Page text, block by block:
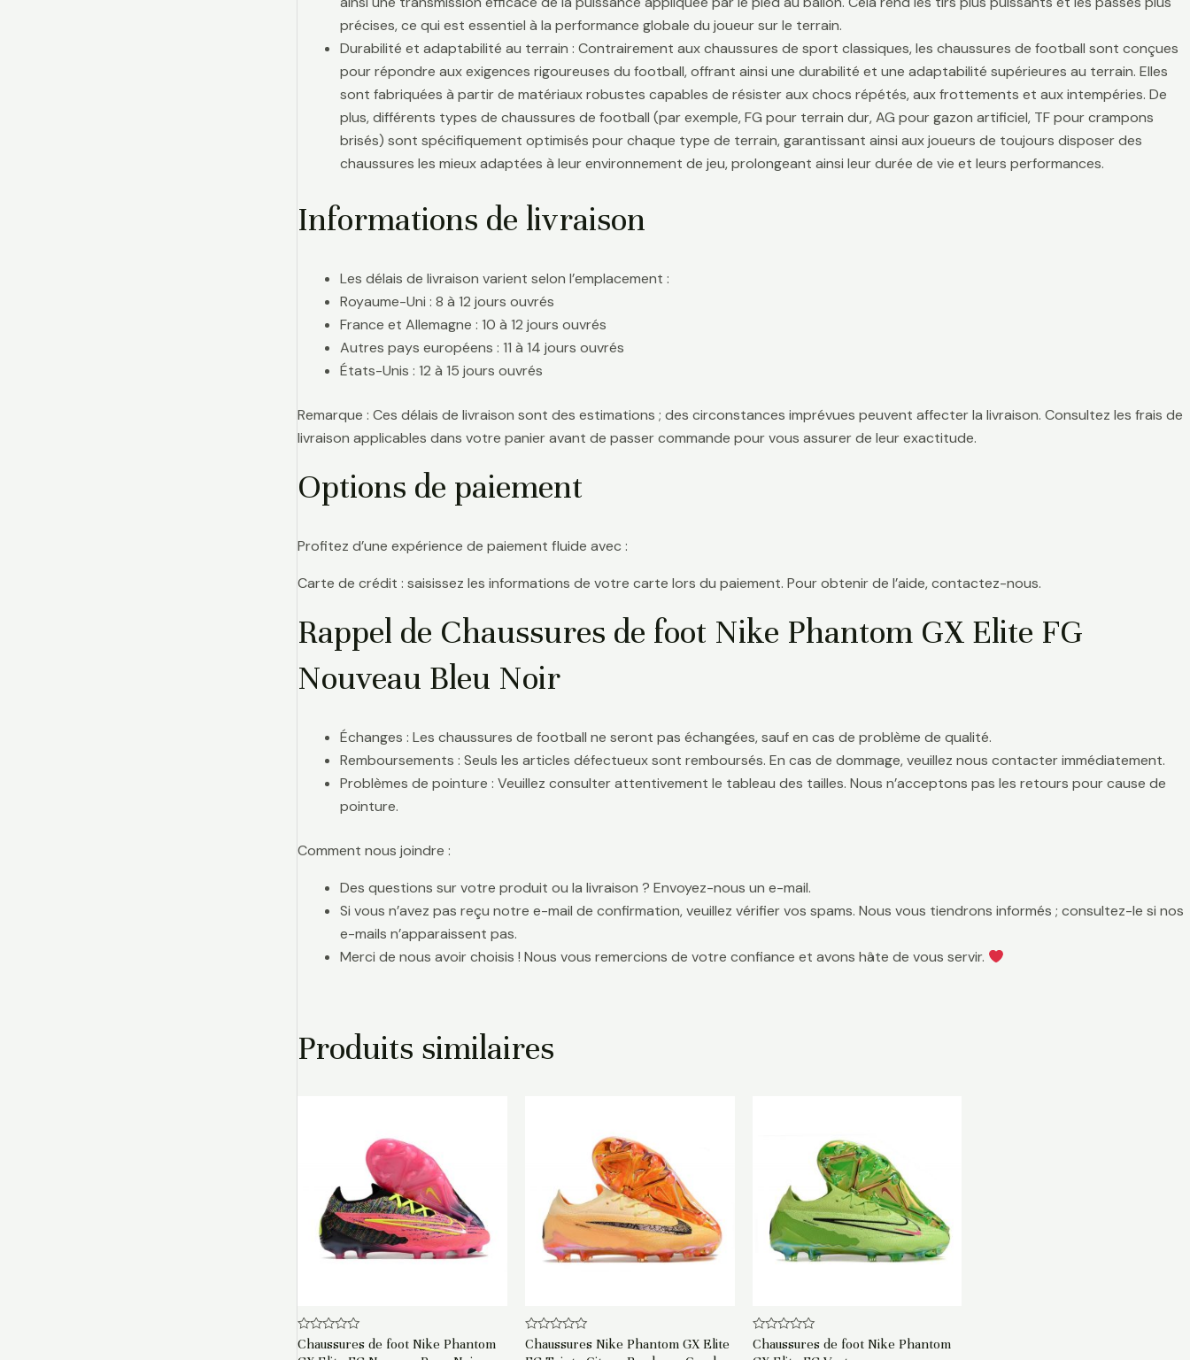
précises, ce qui est essentiel à la performance globale du joueur sur le terrain.
Durabilité et adaptabilité au terrain : Contrairement aux chaussures de sport classiques, les chaussures de football sont conçues
pour répondre aux exigences rigoureuses du football, offrant ainsi une durabilité et une adaptabilité supérieures au terrain. Elles
sont fabriquées à partir de matériaux robustes capables de résister aux chocs répétés, aux frottements et aux intempéries. De
plus, différents types de chaussures de football (par exemple, FG pour terrain dur, AG pour gazon artificiel, TF pour crampons
brisés) sont spécifiquement optimisés pour chaque type de terrain, garantissant ainsi aux joueurs de toujours disposer des
chaussures les mieux adaptées à leur environnement de jeu, prolongeant ainsi leur durée de vie et leurs performances.
Informations de livraison
Les délais de livraison varient selon l’emplacement :
Royaume-Uni : 8 à 12 jours ouvrés
France et Allemagne : 10 à 12 jours ouvrés
Autres pays européens : 11 à 14 jours ouvrés
États-Unis : 12 à 15 jours ouvrés
Remarque : Ces délais de livraison sont des estimations ; des circonstances imprévues peuvent affecter la livraison. Consultez les frais de
livraison applicables dans votre panier avant de passer commande pour vous assurer de leur exactitude.
Options de paiement
Profitez d’une expérience de paiement fluide avec :
Carte de crédit : saisissez les informations de votre carte lors du paiement. Pour obtenir de l’aide, contactez-nous.
Rappel de Chaussures de foot Nike Phantom GX Elite FG
Nouveau Bleu Noir
Échanges : Les chaussures de football ne seront pas échangées, sauf en cas de problème de qualité.
Remboursements : Seuls les articles défectueux sont remboursés. En cas de dommage, veuillez nous contacter immédiatement.
Problèmes de pointure : Veuillez consulter attentivement le tableau des tailles. Nous n’acceptons pas les retours pour cause de
pointure.
Comment nous joindre :
Des questions sur votre produit ou la livraison ? Envoyez-nous un e-mail.
Si vous n’avez pas reçu notre e-mail de confirmation, veuillez vérifier vos spams. Nous vous tiendrons informés ; consultez-le si nos
e-mails n’apparaissent pas.
Merci de nous avoir choisis ! Nous vous remercions de votre confiance et avons hâte de vous servir.
Produits similaires
Note
0
Chaussures de foot Nike Phantom
Note
0
Chaussures Nike Phantom GX Elite
Note
0
Chaussures de foot Nike Phantom